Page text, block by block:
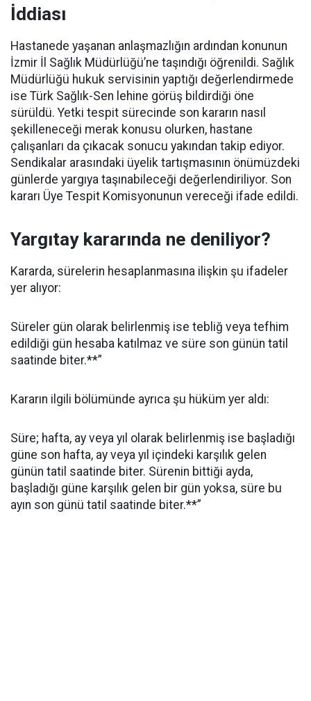
İddiası
Hastanede yaşanan anlaşmazlığın ardından konunun
İzmir İl Sağlık Müdürlüğü’ne taşındığı öğrenildi. Sağlık
Müdürlüğü hukuk servisinin yaptığı değerlendirmede
ise Türk Sağlık-Sen lehine görüş bildirdiği öne
sürüldü. Yetki tespit sürecinde son kararın nasıl
şekilleneceği merak konusu olurken, hastane
çalışanları da çıkacak sonucu yakından takip ediyor.
Sendikalar arasındaki üyelik tartışmasının önümüzdeki
günlerde yargıya taşınabileceği değerlendiriliyor. Son
kararı Üye Tespit Komisyonunun vereceği ifade edildi.
Yargıtay kararında ne deniliyor?
Kararda, sürelerin hesaplanmasına ilişkin şu ifadeler
yer alıyor:
Süreler gün olarak belirlenmiş ise tebliğ veya tefhim
edildiği gün hesaba katılmaz ve süre son günün tatil
saatinde biter.**”
Kararın ilgili bölümünde ayrıca şu hüküm yer aldı:
Süre; hafta, ay veya yıl olarak belirlenmiş ise başladığı
güne son hafta, ay veya yıl içindeki karşılık gelen
günün tatil saatinde biter. Sürenin bittiği ayda,
başladığı güne karşılık gelen bir gün yoksa, süre bu
ayın son günü tatil saatinde biter.**”